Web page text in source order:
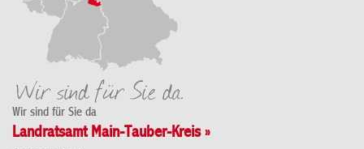
Wir sind für Sie da
Landratsamt Main-Tauber-Kreis »